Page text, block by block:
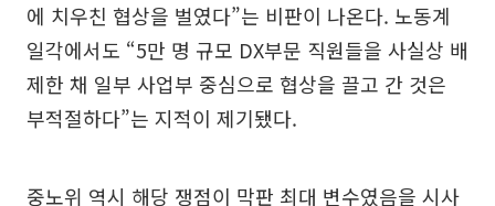
에 치우친 협상을 벌였다”는 비판이 나온다. 노동계
일각에서도 “5만 명 규모 DX부문 직원들을 사실상 배
제한 채 일부 사업부 중심으로 협상을 끌고 간 것은
부적절하다”는 지적이 제기됐다.
중노위 역시 해당 쟁점이 막판 최대 변수였음을 시사